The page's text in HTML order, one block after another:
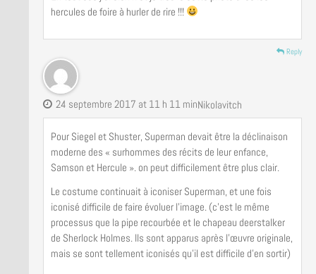
hercules de foire à hurler de rire !!!
Reply
Nikolavitch
24 septembre 2017 at 11 h 11 min
Pour Siegel et Shuster, Superman devait être la déclinaison
moderne des « surhommes des récits de leur enfance,
Samson et Hercule ». on peut difficilement être plus clair.
Le costume continuait à iconiser Superman, et une fois
iconisé difficile de faire évoluer l’image. (c’est le même
processus que la pipe recourbée et le chapeau deerstalker
de Sherlock Holmes. Ils sont apparus après l’œuvre originale,
mais se sont tellement iconisés qu’il est difficile d’en sortir)